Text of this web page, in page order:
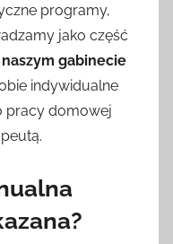
programy,
jako część
gabinecie
indywidualne
pracy domowej